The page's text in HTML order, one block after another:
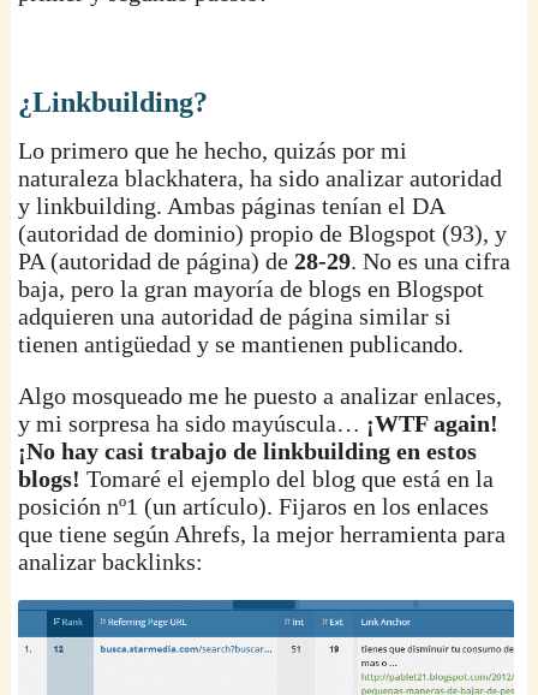
¿Linkbuilding?
Lo primero que he hecho, quizás por mi
naturaleza blackhatera, ha sido analizar autoridad
y linkbuilding. Ambas páginas tenían el DA
(autoridad de dominio) propio de Blogspot (93), y
PA (autoridad de página) de28-29. No es una cifra
baja, pero la gran mayoría de blogs en Blogspot
adquieren una autoridad de página similar si
tienen antigüedad y se mantienen publicando.
Algo mosqueado me he puesto a analizar enlaces,
y mi sorpresa ha sido mayúscula… ¡WTF again!
¡No hay casi trabajo de linkbuilding en estos
blogs! Tomaré el ejemplo del blog que está en la
posición nº1 (un artículo). Fijaros en los enlaces
que tiene según Ahrefs, la mejor herramienta para
analizar backlinks: